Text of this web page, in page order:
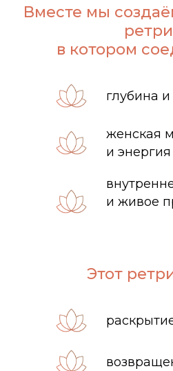
Вместе мы
в котором
глубина и
и живое
женская
и
Этот